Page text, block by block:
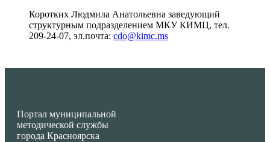
Коротких Людмила Анатольевна заведующий
структурным подразделением МКУ КИМЦ, тел.
209-24-07, эл.почта: cdo@kimc.ms
Портал муниципальной
методической службы
города Красноярска